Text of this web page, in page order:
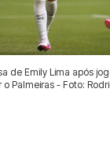
de Emily Lima após
Palmeiras - Foto: